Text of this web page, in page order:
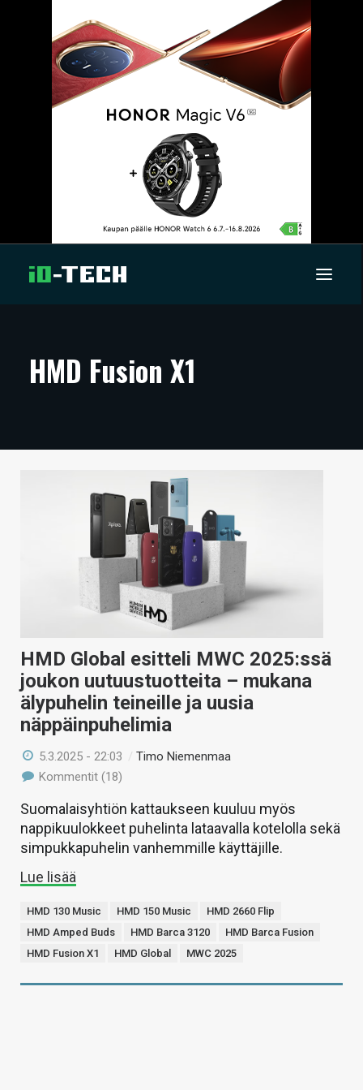
ARTIKKELIT
TECHBBS
HAKU
HMD Fusion X1
HMD Global esitteli MWC 2025:ssä
joukon uutuustuotteita – mukana
älypuhelin teineille ja uusia
näppäinpuhelimia
5.3.2025 - 22:03 /Timo Niemenmaa
Kommentit (18)
Suomalaisyhtiön kattaukseen kuuluu myös
nappikuulokkeet puhelinta lataavalla kotelolla sekä
simpukkapuhelin vanhemmille käyttäjille.
Lue lisää
HMD 130 Music HMD 150 Music
HMD 2660 Flip
HMD Amped Buds
HMD Barca 3120
HMD Barca Fusion
HMD Fusion X1
HMD Global MWC 2025